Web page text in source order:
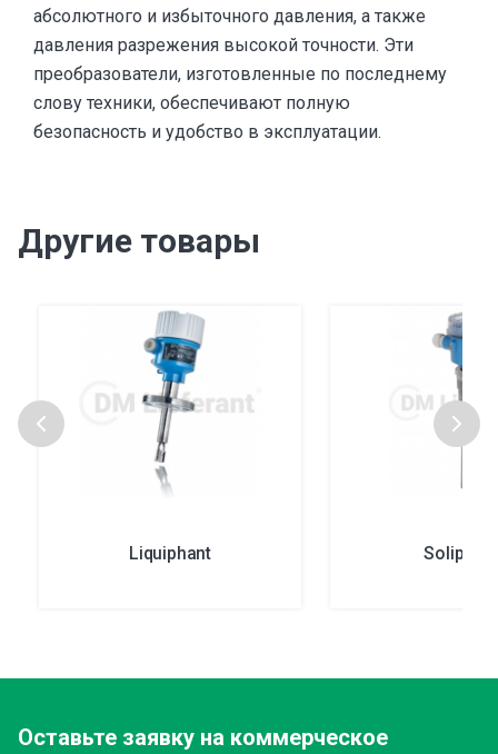
абсолютного и избыточного давления, а также
давления разрежения высокой точности. Эти
преобразователи, изготовленные по последнему
слову техники, обеспечивают полную
безопасность и удобство в эксплуатации.
Другие товары
Liquiphant Soliphant
Оставьте заявку на коммерческое